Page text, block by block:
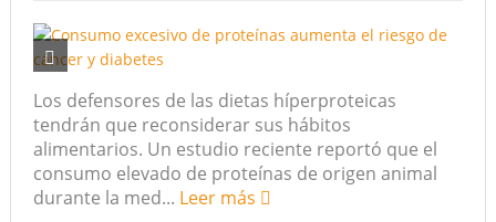
Los defensores de las dietas híperproteicas
tendrán que reconsiderar sus hábitos
alimentarios. Un estudio reciente reportó que el
consumo elevado de proteínas de origen animal
durante la med... Leer más